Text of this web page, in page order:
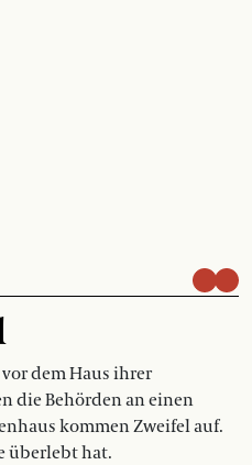
dem Haus ihrer
die Behörden an einen
kommen Zweifel auf.
überlebt hat.